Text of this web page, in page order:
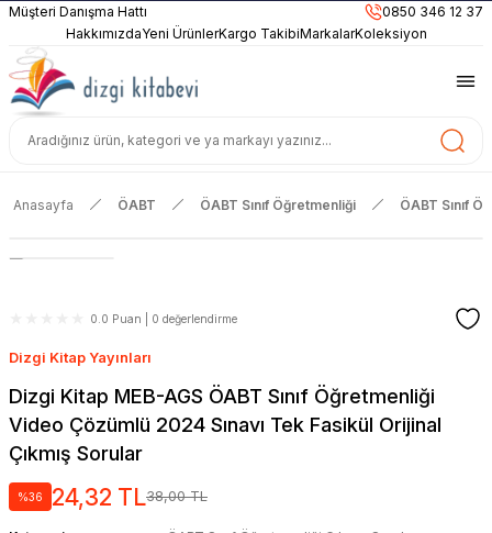
899TLve Üzeri Alışverişlerinizde
KARGO BEDAVA
Güncel ve Sınav Odaklı Kaynaklar
HakkımızdaYeni ÜrünlerKargo TakibiMarkalarKoleksiyon
Müşteri Danışma Hattı 0850 346 12 37
Anasayfa ÖABT ÖABT Sınıf Öğretmenliği ÖABT Sınıf
0.0 Puan | 0 değerlendirme
Dizgi Kitap Yayınları
Dizgi Kitap MEB-AGS ÖABT Sınıf Öğretmenliği
Video Çözümlü 2024 Sınavı Tek Fasikül Orijinal
Çıkmış Sorular
%36 24,32 TL38,00 TL